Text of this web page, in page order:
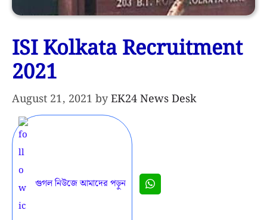
ISI Kolkata Recruitment
2021
August 21, 2021 byEK24 News Desk
গুগল নিউজে আমাদের পড়ুন